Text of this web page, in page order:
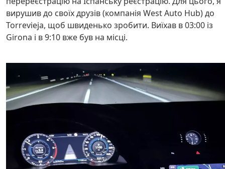
вирушив до своїх друзів (компанія West Auto Hub) до
Torrevieja, щоб швиденько зробити. Виїхав в 03:00 із
Girona і в 9:10 вже був на місці.